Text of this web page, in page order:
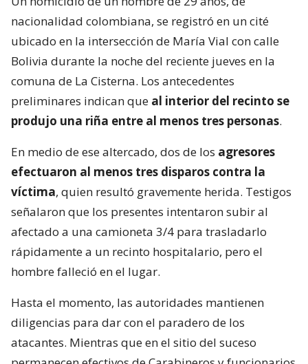
nacionalidad colombiana, se registró en un cité
ubicado en la intersección de María Vial con calle
Bolivia durante la noche del reciente jueves en la
comuna de La Cisterna. Los antecedentes
preliminares indican que al interior del recinto se
produjo una riña entre al menos tres personas.
En medio de ese altercado, dos de los agresores
efectuaron al menos tres disparos contra la
víctima, quien resultó gravemente herida. Testigos
señalaron que los presentes intentaron subir al
afectado a una camioneta 3/4 para trasladarlo
rápidamente a un recinto hospitalario, pero el
hombre falleció en el lugar.
Hasta el momento, las autoridades mantienen
diligencias para dar con el paradero de los
atacantes. Mientras que en el sitio del suceso